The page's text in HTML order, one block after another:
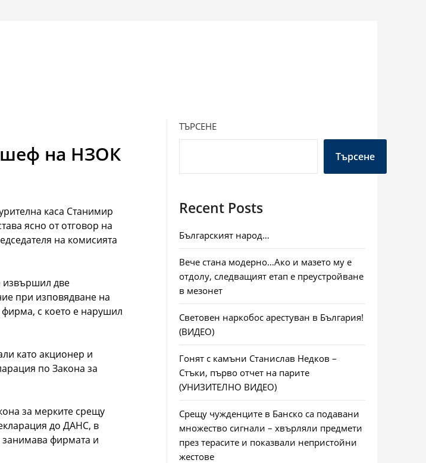
шеф на НЗОК
каса Станимир
ясно от отговор на
на комисията
извършил две
при изповядване на
фирма, с което е нарушил
като акционер и
по Закона за
за мерките срещу
до ДАНС, в
занимава фирмата и
ТЪРСЕНЕ
Търсене
Recent Posts
Българският народ…
Вече стана модерно…Ако и мазето му е
отдолу, следващият етап е преустройване
в мезонет
Световен наркобос арестуван в България!
(ВИДЕО)
Гонят с камъни Станислав Недков –
Стъки, първо отчет на парите
(УНИЗИТЕЛНО ВИДЕО)
Срещу чужденците в Банско са подавани
множество сигнали – хвърляли предмети
през терасите и показвали непристойни
жестове